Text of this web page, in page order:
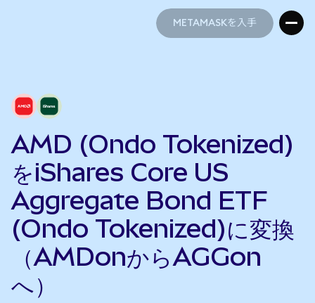
METAMASKを入手
AMD (Ondo Tokenized)
をiShares Core US
Aggregate Bond ETF
(Ondo Tokenized)に変換
（AMDonからAGGon
へ）